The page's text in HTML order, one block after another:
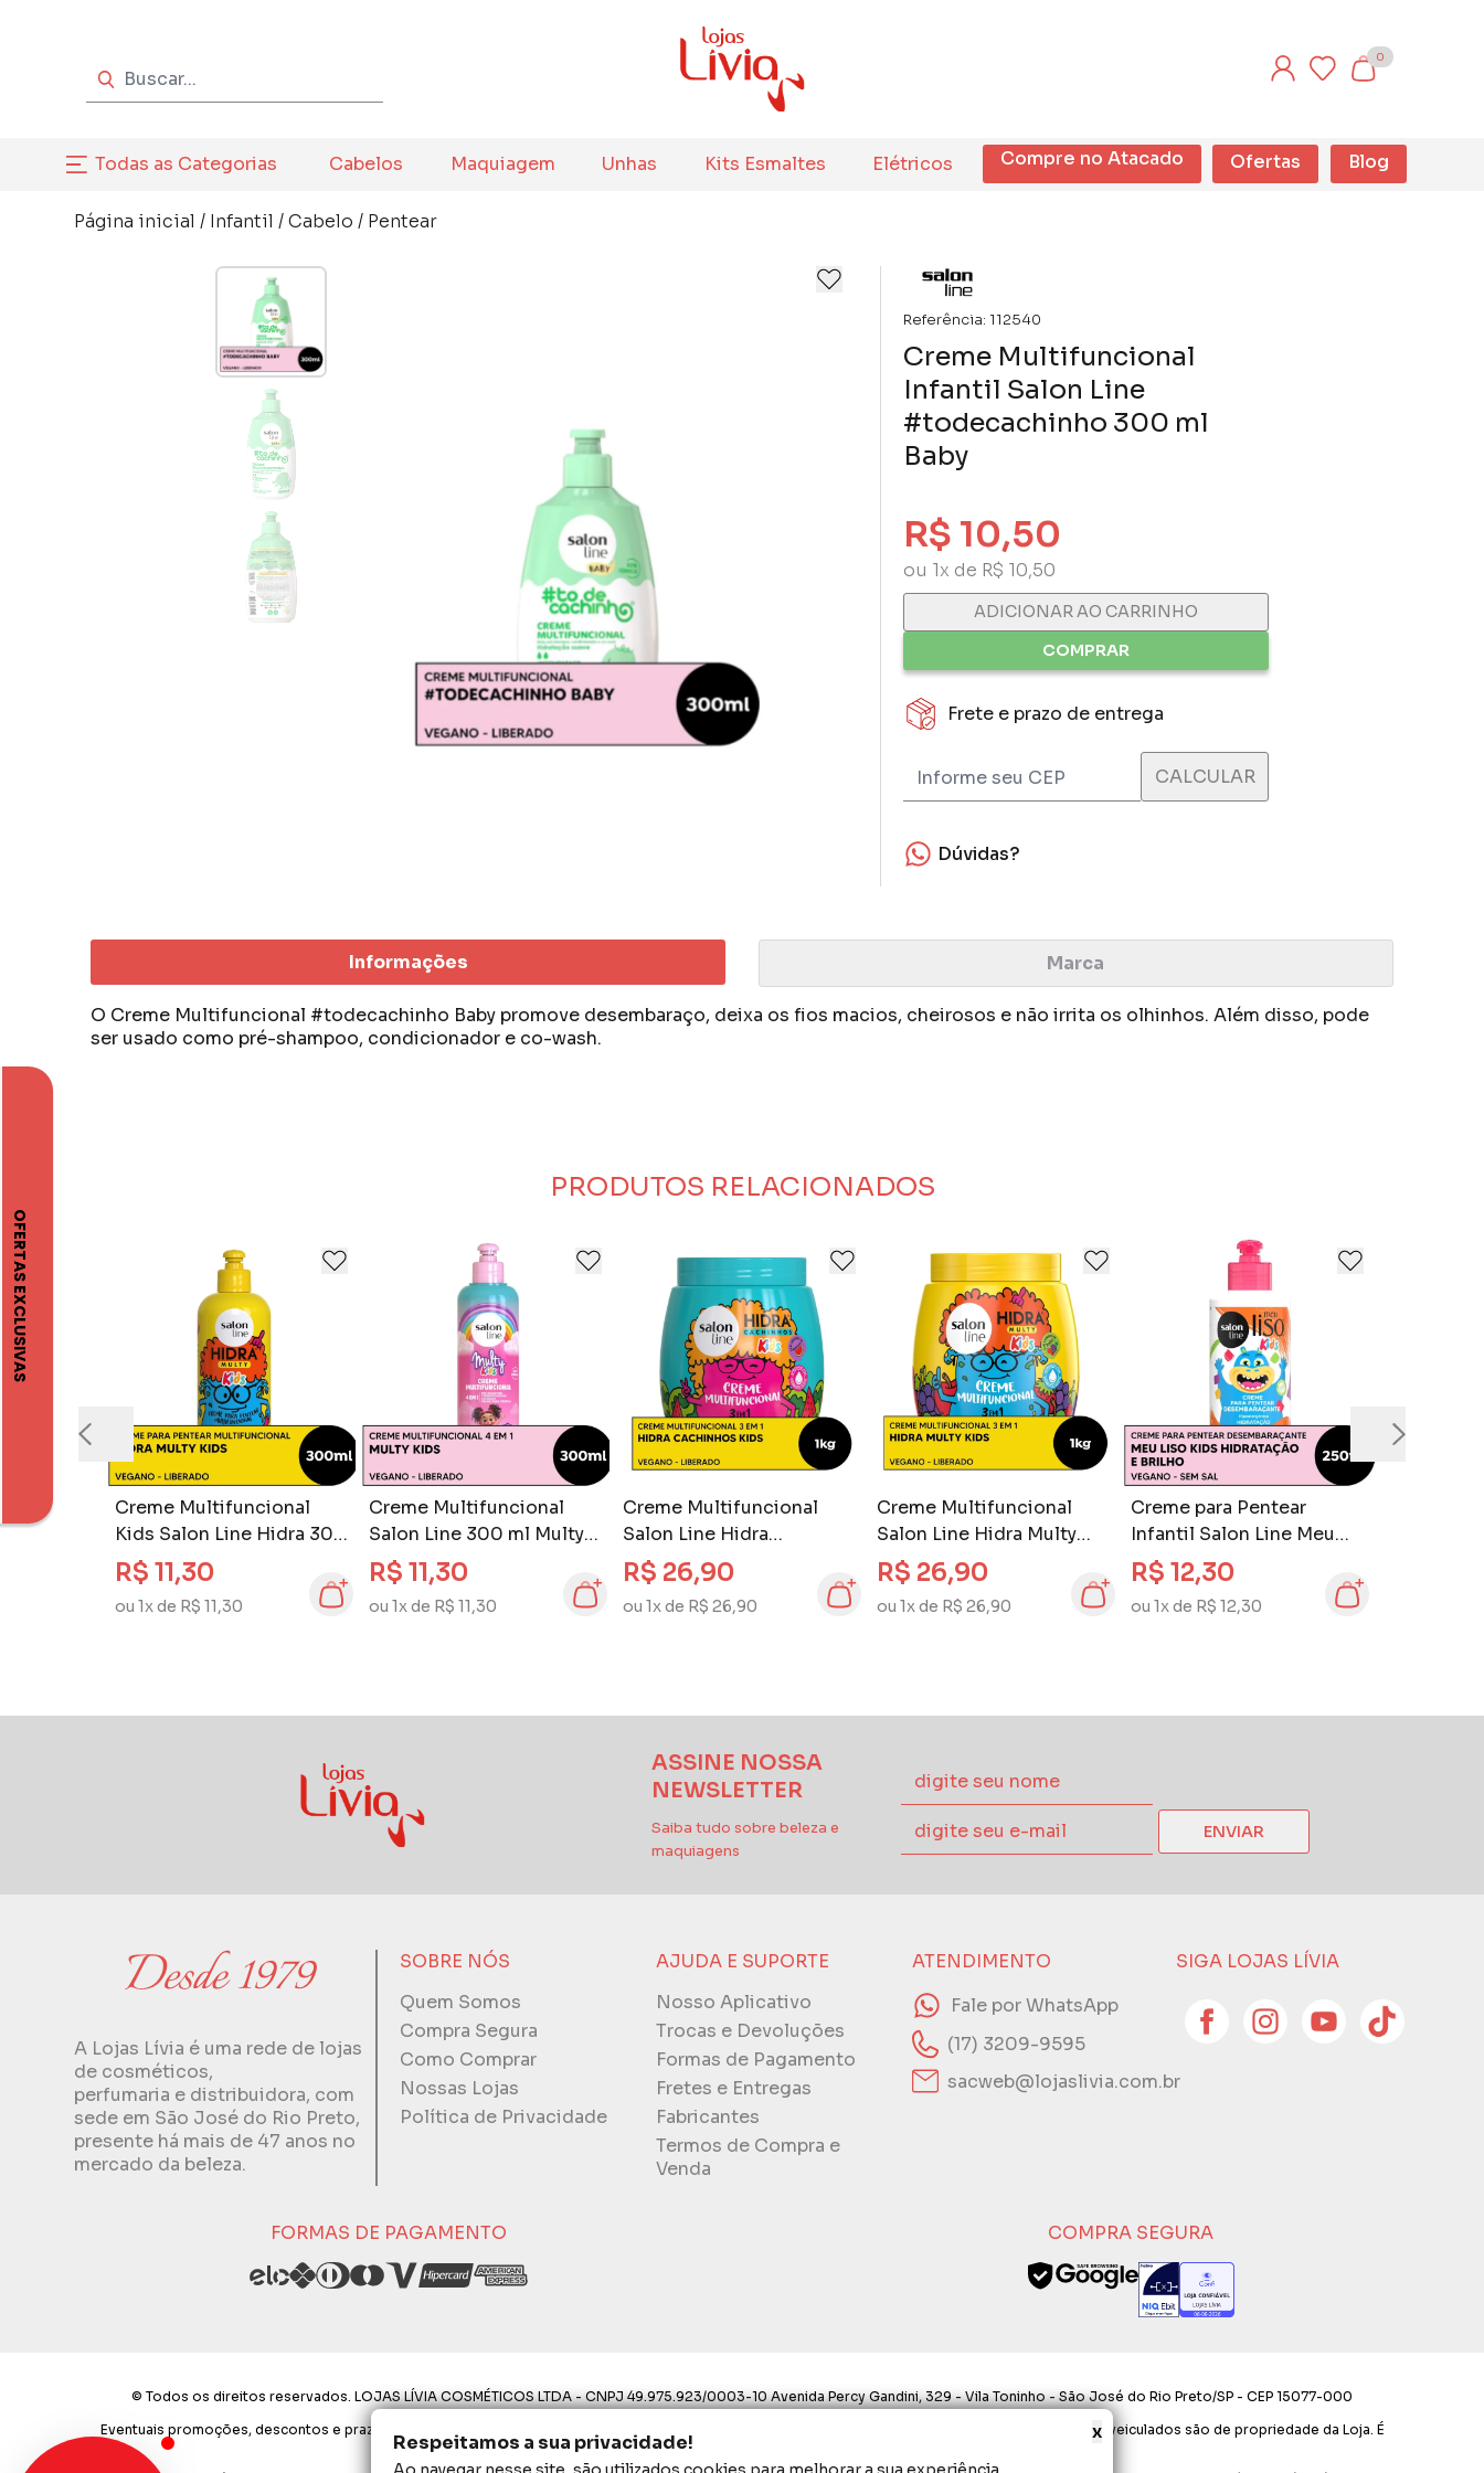
0
Todas as Categorias Cabelos Maquiagem Unhas Kits Esmaltes Elétricos Compre no Atacado Ofertas Blog
Respeitamos a sua privacidade! x
Página inicial / Infantil /Cabelo / Pentear
Referência: 112540
Creme Multifuncional
Infantil Salon Line
#todecachinho 300 ml
Baby
R$ 10,50
ou 1x de R$ 10,50
ADICIONAR AO CARRINHO
COMPRAR
Frete e prazo de entrega
Dúvidas?
Informações Marca
O Creme Multifuncional #todecachinho Baby promove desembaraço, deixa os fios macios, cheirosos e não irrita os olhinhos. Além disso, pode
ser usado como pré-shampoo, condicionador e co-wash.
PRODUTOS RELACIONADOS
Creme Multifuncional
Kids Salon Line Hidra 300
ml 4 em 1
R$ 11,30
ou 1x de R$ 11,30
Creme Multifuncional
Salon Line 300 ml Multy
Kids
R$ 11,30
ou 1x de R$ 11,30
Creme Multifuncional
Salon Line Hidra
Cachinhos Kids 1 Kg
R$ 26,90
ou 1x de R$ 26,90
Creme Multifuncional
Salon Line Hidra Multy
Kids 1 kg
R$ 26,90
ou 1x de R$ 26,90
Creme para Pentear
Infantil Salon Line Meu
Lisinho Kids 250 ml
Salada de Frutas
R$ 12,30
ou 1x de R$ 12,30
ASSINE NOSSA
NEWSLETTER
Saiba tudo sobre beleza e
maquiagens
ENVIAR
A Lojas Lívia é uma rede de lojas
de cosméticos,
perfumaria e distribuidora, com
sede em São José do Rio Preto,
presente há mais de 47 anos no
mercado da beleza.
SOBRE NÓS
Quem Somos
Compra Segura
Como Comprar
Nossas Lojas
Política de Privacidade
AJUDA E SUPORTE
Nosso Aplicativo
Trocas e Devoluções
Formas de Pagamento
Fretes e Entregas
Fabricantes
Termos de Compra e
Venda
ATENDIMENTO
Fale por WhatsApp
(17) 3209-9595
sacweb@lojaslivia.com.br
SIGA LOJAS LÍVIA
FORMAS DE PAGAMENTO COMPRA SEGURA
© Todos os direitos reservados. LOJAS LÍVIA COSMÉTICOS LTDA - CNPJ 49.975.923/0003-10 Avenida Percy Gandini, 329 - Vila Toninho - São José do Rio Preto/SP - CEP 15077-000
Eventuais promoções, descontos e prazos de pagamento expostos aqui são válidos apenas para compras via internet. As fotos, textos e layout aqui veiculados são de propriedade da Loja. É
proibida a utilização total ou parcial sem nossa autorização.